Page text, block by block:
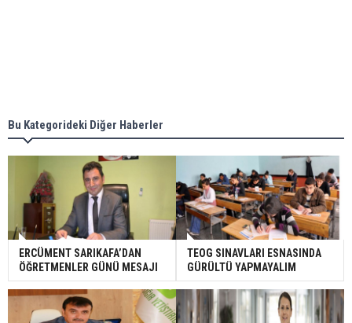
Bu Kategorideki Diğer Haberler
ERCÜMENT SARIKAFA’DAN
ÖĞRETMENLER GÜNÜ MESAJI
TEOG SINAVLARI ESNASINDA
GÜRÜLTÜ YAPMAYALIM